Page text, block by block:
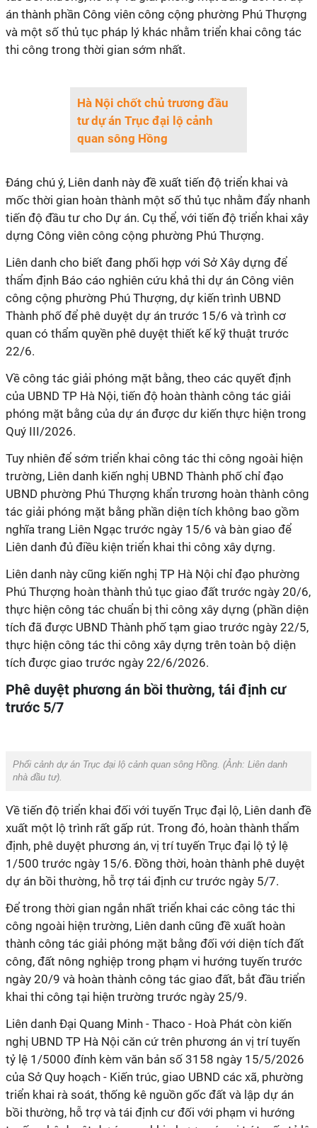
án thành phần Công viên công cộng phường Phú Thượng
và một số thủ tục pháp lý khác nhằm triển khai công tác
thi công trong thời gian sớm nhất.
Hà Nội chốt chủ trương đầu
tư dự án Trục đại lộ cảnh
quan sông Hồng
Đáng chú ý, Liên danh này đề xuất tiến độ triển khai và
mốc thời gian hoàn thành một số thủ tục nhằm đẩy nhanh
tiến độ đầu tư cho Dự án. Cụ thể, với tiến độ triển khai xây
dựng Công viên công cộng phường Phú Thượng.
Liên danh cho biết đang phối hợp với Sở Xây dựng để
thẩm định Báo cáo nghiên cứu khả thi dự án Công viên
công cộng phường Phú Thượng, dự kiến trình UBND
Thành phố để phê duyệt dự án trước 15/6 và trình cơ
quan có thẩm quyền phê duyệt thiết kế kỹ thuật trước
22/6.
Về công tác giải phóng mặt bằng, theo các quyết định
của UBND TP Hà Nội, tiến độ hoàn thành công tác giải
phóng mặt bằng của dự án được dư kiến thực hiện trong
Quý III/2026.
Tuy nhiên để sớm triển khai công tác thi công ngoài hiện
trường, Liên danh kiến nghị UBND Thành phố chỉ đạo
UBND phường Phú Thượng khẩn trương hoàn thành công
tác giải phóng mặt bằng phần diện tích không bao gồm
nghĩa trang Liên Ngạc trước ngày 15/6 và bàn giao để
Liên danh đủ điều kiện triển khai thi công xây dựng.
Liên danh này cũng kiến nghị TP Hà Nội chỉ đạo phường
Phú Thượng hoàn thành thủ tục giao đất trước ngày 20/6,
thực hiện công tác chuẩn bị thi công xây dựng (phần diện
tích đã được UBND Thành phố tạm giao trước ngày 22/5,
thực hiện công tác thi công xây dựng trên toàn bộ diện
tích được giao trước ngày 22/6/2026.
Phê duyệt phương án bồi thường, tái định cư
trước 5/7
Phối cảnh dự án Trục đại lộ cảnh quan sông Hồng. (Ảnh: Liên danh
nhà đầu tư).
Về tiến độ triển khai đối với tuyến Trục đại lộ, Liên danh đề
xuất một lộ trình rất gấp rút. Trong đó, hoàn thành thẩm
định, phê duyệt phương án, vị trí tuyến Trục đại lộ tỷ lệ
1/500 trước ngày 15/6. Đồng thời, hoàn thành phê duyệt
dự án bồi thường, hỗ trợ tái định cư trước ngày 5/7.
Để trong thời gian ngắn nhất triển khai các công tác thi
công ngoài hiện trường, Liên danh cũng đề xuất hoàn
thành công tác giải phóng mặt bằng đối với diện tích đất
công, đất nông nghiệp trong phạm vi hướng tuyến trước
ngày 20/9 và hoàn thành công tác giao đất, bắt đầu triển
khai thi công tại hiện trường trước ngày 25/9.
Liên danh Đại Quang Minh - Thaco - Hoà Phát còn kiến
nghị UBND TP Hà Nội căn cứ trên phương án vị trí tuyến
tỷ lệ 1/5000 đính kèm văn bản số 3158 ngày 15/5/2026
của Sở Quy hoạch - Kiến trúc, giao UBND các xã, phường
triển khai rà soát, thống kê nguồn gốc đất và lập dự án
bồi thường, hỗ trợ và tái định cư đối với phạm vi hướng